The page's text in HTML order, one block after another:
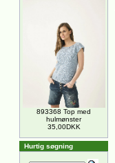
893368 Top med
hulmønster
35,00DKK
Hurtig søgning